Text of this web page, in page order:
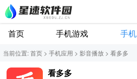
首页 手机游戏 手
当前位置:首页 > 手机应用 > 影音播放 > 看多多
看多多